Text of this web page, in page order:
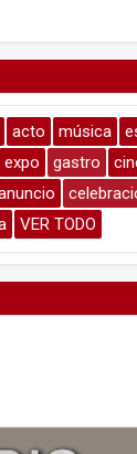
acto música
expo gastro
VER TODO